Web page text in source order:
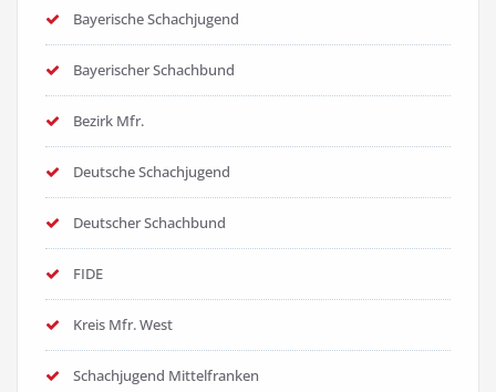
Bayerische Schachjugend
Bayerischer Schachbund
Bezirk Mfr.
Deutsche Schachjugend
Deutscher Schachbund
FIDE
Kreis Mfr. West
Schachjugend Mittelfranken